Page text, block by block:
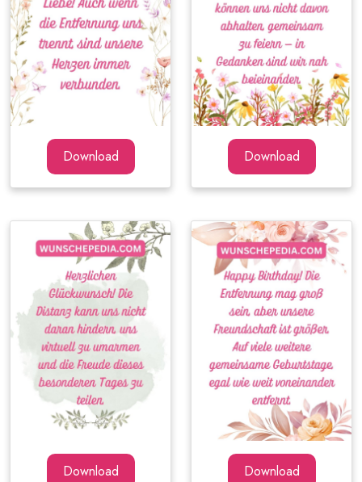
Download Download
Download Download